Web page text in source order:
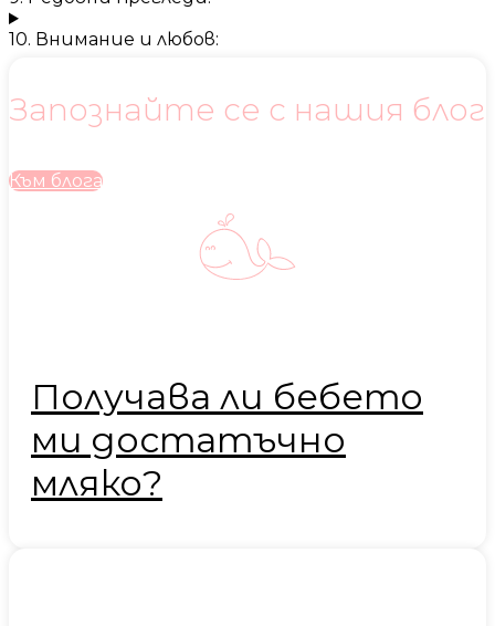
10. Внимание и любов:
Запознайте се с нашия блог
Към блога
Получава ли бебето
ми достатъчно
мляко?